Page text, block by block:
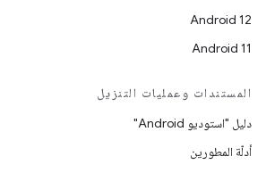
Android 12
Android 11
المستندات وعمليات التنزيل
دليل "استوديو Android"
أدلّة المطورين